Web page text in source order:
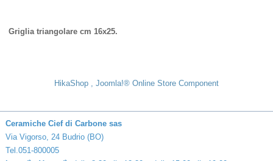
Griglia triangolare cm 16x25.
HikaShop , Joomla!® Online Store Component
Ceramiche Cief di Carbone sas
Via Vigorso, 24 Budrio (BO)
Tel.051-800005